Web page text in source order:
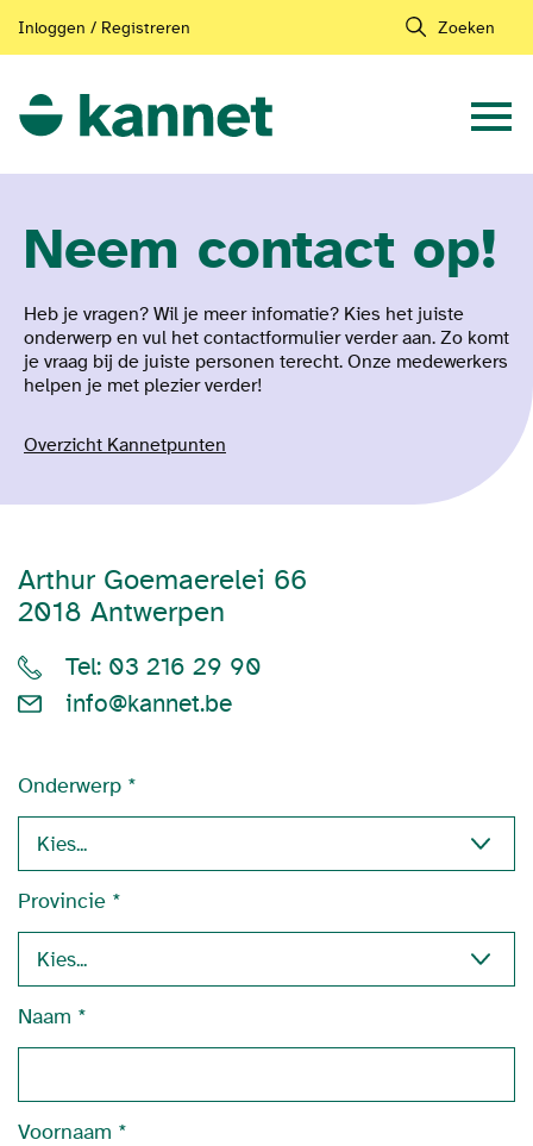
Inloggen / Registreren Zoeken
Neem contact op!
Heb je vragen? Wil je meer infomatie? Kies het juiste
onderwerp en vul het contactformulier verder aan. Zo komt
je vraag bij de juiste personen terecht. Onze medewerkers
helpen je met plezier verder!
Overzicht Kannetpunten
Arthur Goemaerelei 66
2018 Antwerpen
Tel: 03 216 29 90
info@kannet.be
Onderwerp
Provincie
Naam
Voornaam